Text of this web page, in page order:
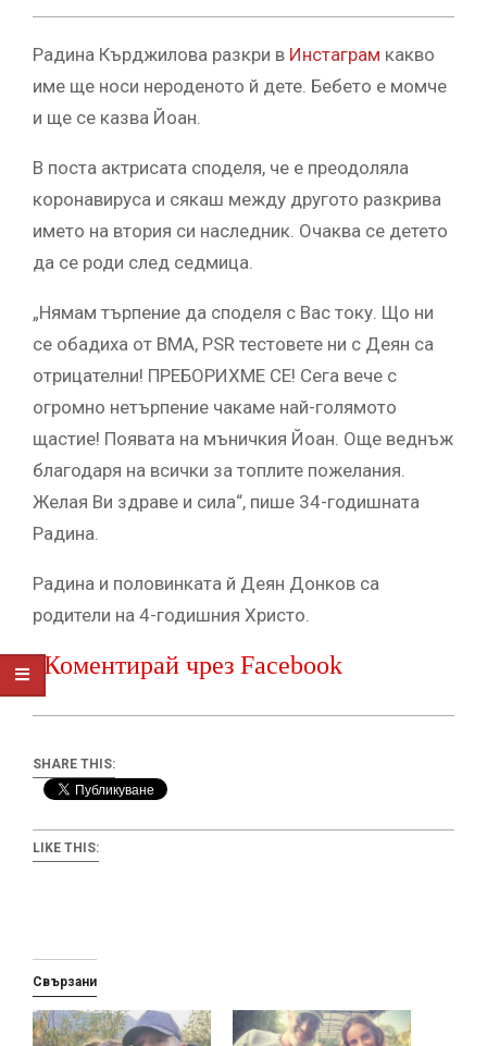
Радина Кърджилова разкри в Инстаграм какво
име ще носи нероденото й дете. Бебето е момче
и ще се казва Йоан.
В поста актрисата споделя, че е преодоляла
коронавируса и сякаш между другото разкрива
името на втория си наследник. Очаква се детето
да се роди след седмица.
„Нямам търпение да споделя с Вас току. Що ни
се обадиха от ВМА, PSR тестовете ни с Деян са
отрицателни! ПРЕБОРИХМЕ СЕ! Сега вече с
огромно нетърпение чакаме най-голямото
щастие! Появата на мъничкия Йоан. Още веднъж
благодаря на всички за топлите пожелания.
Желая Ви здраве и сила“, пише 34-годишната
Радина.
Радина и половинката й Деян Донков са
родители на 4-годишния Христо.
Коментирай чрез Facebook
SHARE THIS:
LIKE THIS:
Свързани